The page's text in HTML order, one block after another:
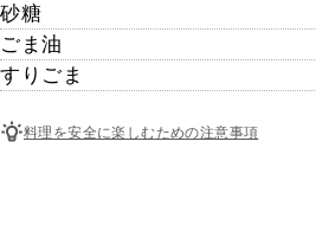
砂糖
ごま油
すりごま
料理を安全に楽しむための注意事項